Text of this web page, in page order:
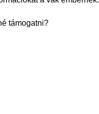
támogatni?